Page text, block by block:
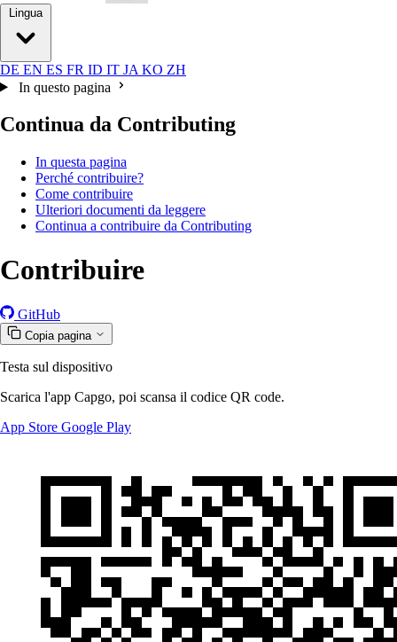
Lingua
DE EN ES FR ID IT JA KO ZH
In questo pagina
Continua da Contributing
In questa pagina
Perché contribuire?
Come contribuire
Ulteriori documenti da leggere
Continua a contribuire da Contributing
Contribuire
GitHub
Copia pagina
Testa sul dispositivo
Scarica l'app Capgo, poi scansa il codice QR code.
App Store Google Play